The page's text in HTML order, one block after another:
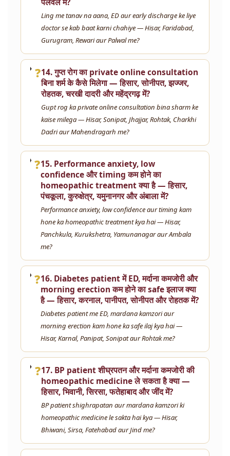
Ling me tanav na aana, ED aur early discharge ke liye
doctor se kab baat karni chahiye — Hisar, Faridabad,
Gurugram, Rewari aur Palwal me?
❓14. गुप्त रोग का private online consultation
बिना शर्म के कैसे मिलेगा — हिसार, सोनीपत, झज्जर,
रोहतक, चरखी दादरी और महेंद्रगढ़ में?
Gupt rog ka private online consultation bina sharm ke
kaise milega — Hisar, Sonipat, Jhajjar, Rohtak, Charkhi
Dadri aur Mahendragarh me?
❓15. Performance anxiety, low
confidence और timing कम होने का
homeopathic treatment क्या है — हिसार,
पंचकूला, कुरुक्षेत्र, यमुनानगर और अंबाला में?
Performance anxiety, low confidence aur timing kam
hone ka homeopathic treatment kya hai — Hisar,
Panchkula, Kurukshetra, Yamunanagar aur Ambala
me?
❓16. Diabetes patient में ED, मर्दाना कमजोरी और
morning erection कम होने का safe इलाज क्या
है — हिसार, करनाल, पानीपत, सोनीपत और रोहतक में?
Diabetes patient me ED, mardana kamzori aur
morning erection kam hone ka safe ilaj kya hai —
Hisar, Karnal, Panipat, Sonipat aur Rohtak me?
❓17. BP patient शीघ्रपतन और मर्दाना कमजोरी की
homeopathic medicine ले सकता है क्या —
हिसार, भिवानी, सिरसा, फतेहाबाद और जींद में?
BP patient shighrapatan aur mardana kamzori ki
homeopathic medicine le sakta hai kya — Hisar,
Bhiwani, Sirsa, Fatehabad aur Jind me?